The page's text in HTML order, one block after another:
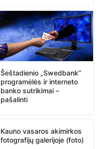
Šeštadienio „Swedbank“
programėlės ir interneto
banko sutrikimai –
pašalinti
Kauno vasaros akimirkos
fotografijų galerijoje (foto)